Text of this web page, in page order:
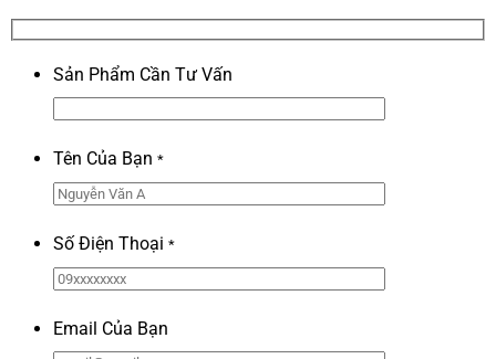
Sản Phẩm Cần Tư Vấn
Tên Của Bạn *
Số Điện Thoại *
Email Của Bạn